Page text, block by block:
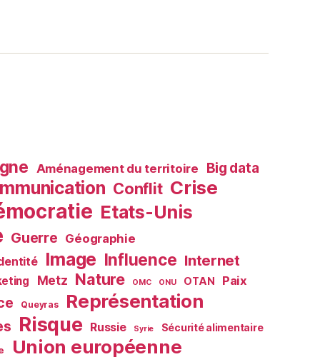
Aménagement du territoire Big data
Conflit Crise
Etats-Unis
Guerre Géographie
Image Influence Internet
Metz Nature OMC ONU OTAN Paix
Queyras Représentation
Risque Russie Syrie Sécurité alimentaire
Union européenne